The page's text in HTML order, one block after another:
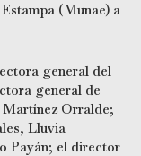
(Munae) a
general del
general de
Orralde;
Lluvia
Payán; el director